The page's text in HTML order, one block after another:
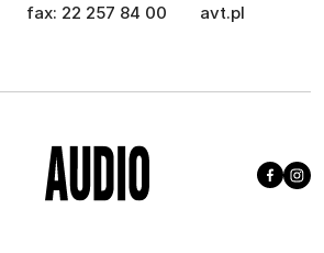
fax: 22 257 84 00
avt.pl